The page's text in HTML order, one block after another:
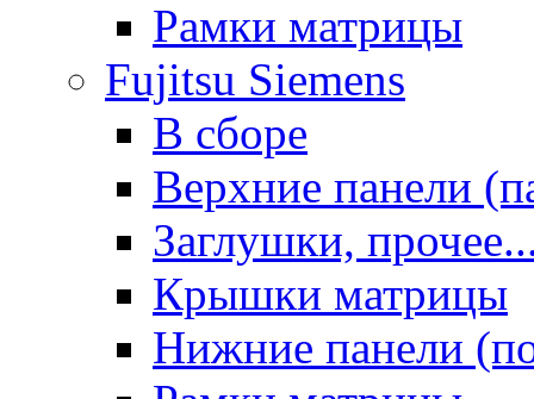
Рамки матрицы
Fujitsu Siemens
В сборе
Верхние панели
Заглушки,
Крышки матрицы
Нижние панели